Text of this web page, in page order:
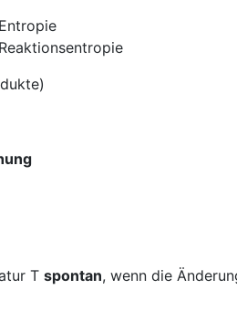
T spontan, wenn die